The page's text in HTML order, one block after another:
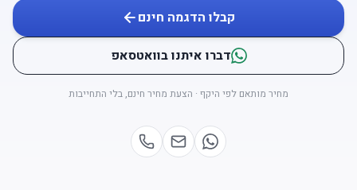
קבלו הדגמה חינם
דברו איתנו בוואטסאפ
מחיר מותאם לפי היקף · הצעת מחיר חינם, בלי התחייבות